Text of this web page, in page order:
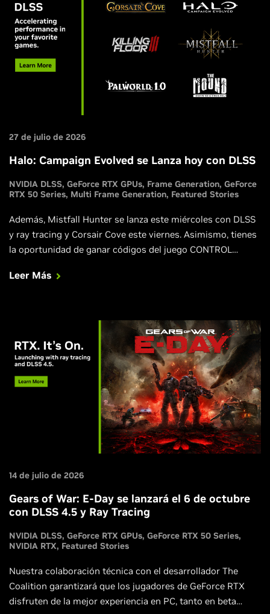
27 de julio de 2026
Halo: Campaign Evolved se Lanza hoy con DLSS
NVIDIA DLSS GeForce RTX GPUs Frame Generation GeForce
RTX 50 Series Multi Frame Generation Featured Stories
Además, Mistfall Hunter se lanza este miércoles con DLSS
y ray tracing y Corsair Cove este viernes. Asimismo, tienes
la oportunidad de ganar códigos del juego CONTROL
puedes obtener una suscripción gratuita de 3 meses a
Leer Más
14 de julio de 2026
Gears of War: E-Day se lanzará el 6 de octubre
con DLSS 4.5 y Ray Tracing
NVIDIA DLSS GeForce RTX GPUs GeForce RTX 50 Series
NVIDIA RTX Featured Stories
Nuestra colaboración técnica con el desarrollador The
Coalition garantizará que los jugadores de GeForce RTX
disfruten de la mejor experiencia en PC, tanto en beta